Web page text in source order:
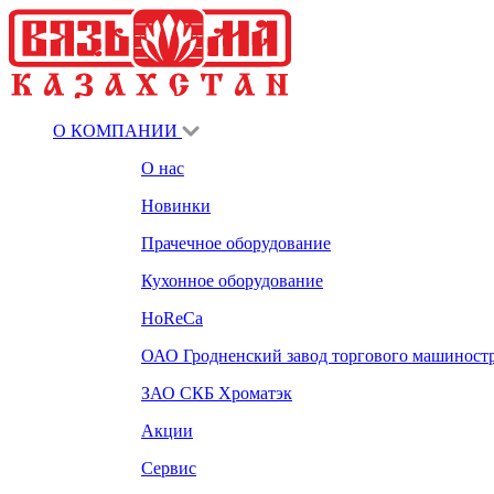
О КОМПАНИИ
О нас
Новинки
Прачечное оборудование
Кухонное оборудование
HoReCa
ОАО Гродненский завод торгового
ЗАО СКБ Хроматэк
Акции
Сервис